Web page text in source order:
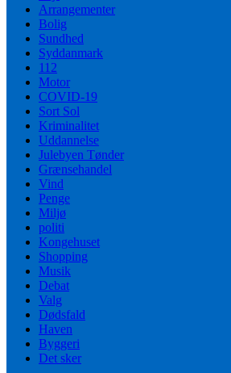
Arrangementer
Bolig
Sundhed
Syddanmark
112
Motor
COVID-19
Sort Sol
Kriminalitet
Uddannelse
Julebyen Tønder
Grænsehandel
Vind
Penge
Miljø
politi
Kongehuset
Shopping
Musik
Debat
Valg
Dødsfald
Haven
Byggeri
Det sker